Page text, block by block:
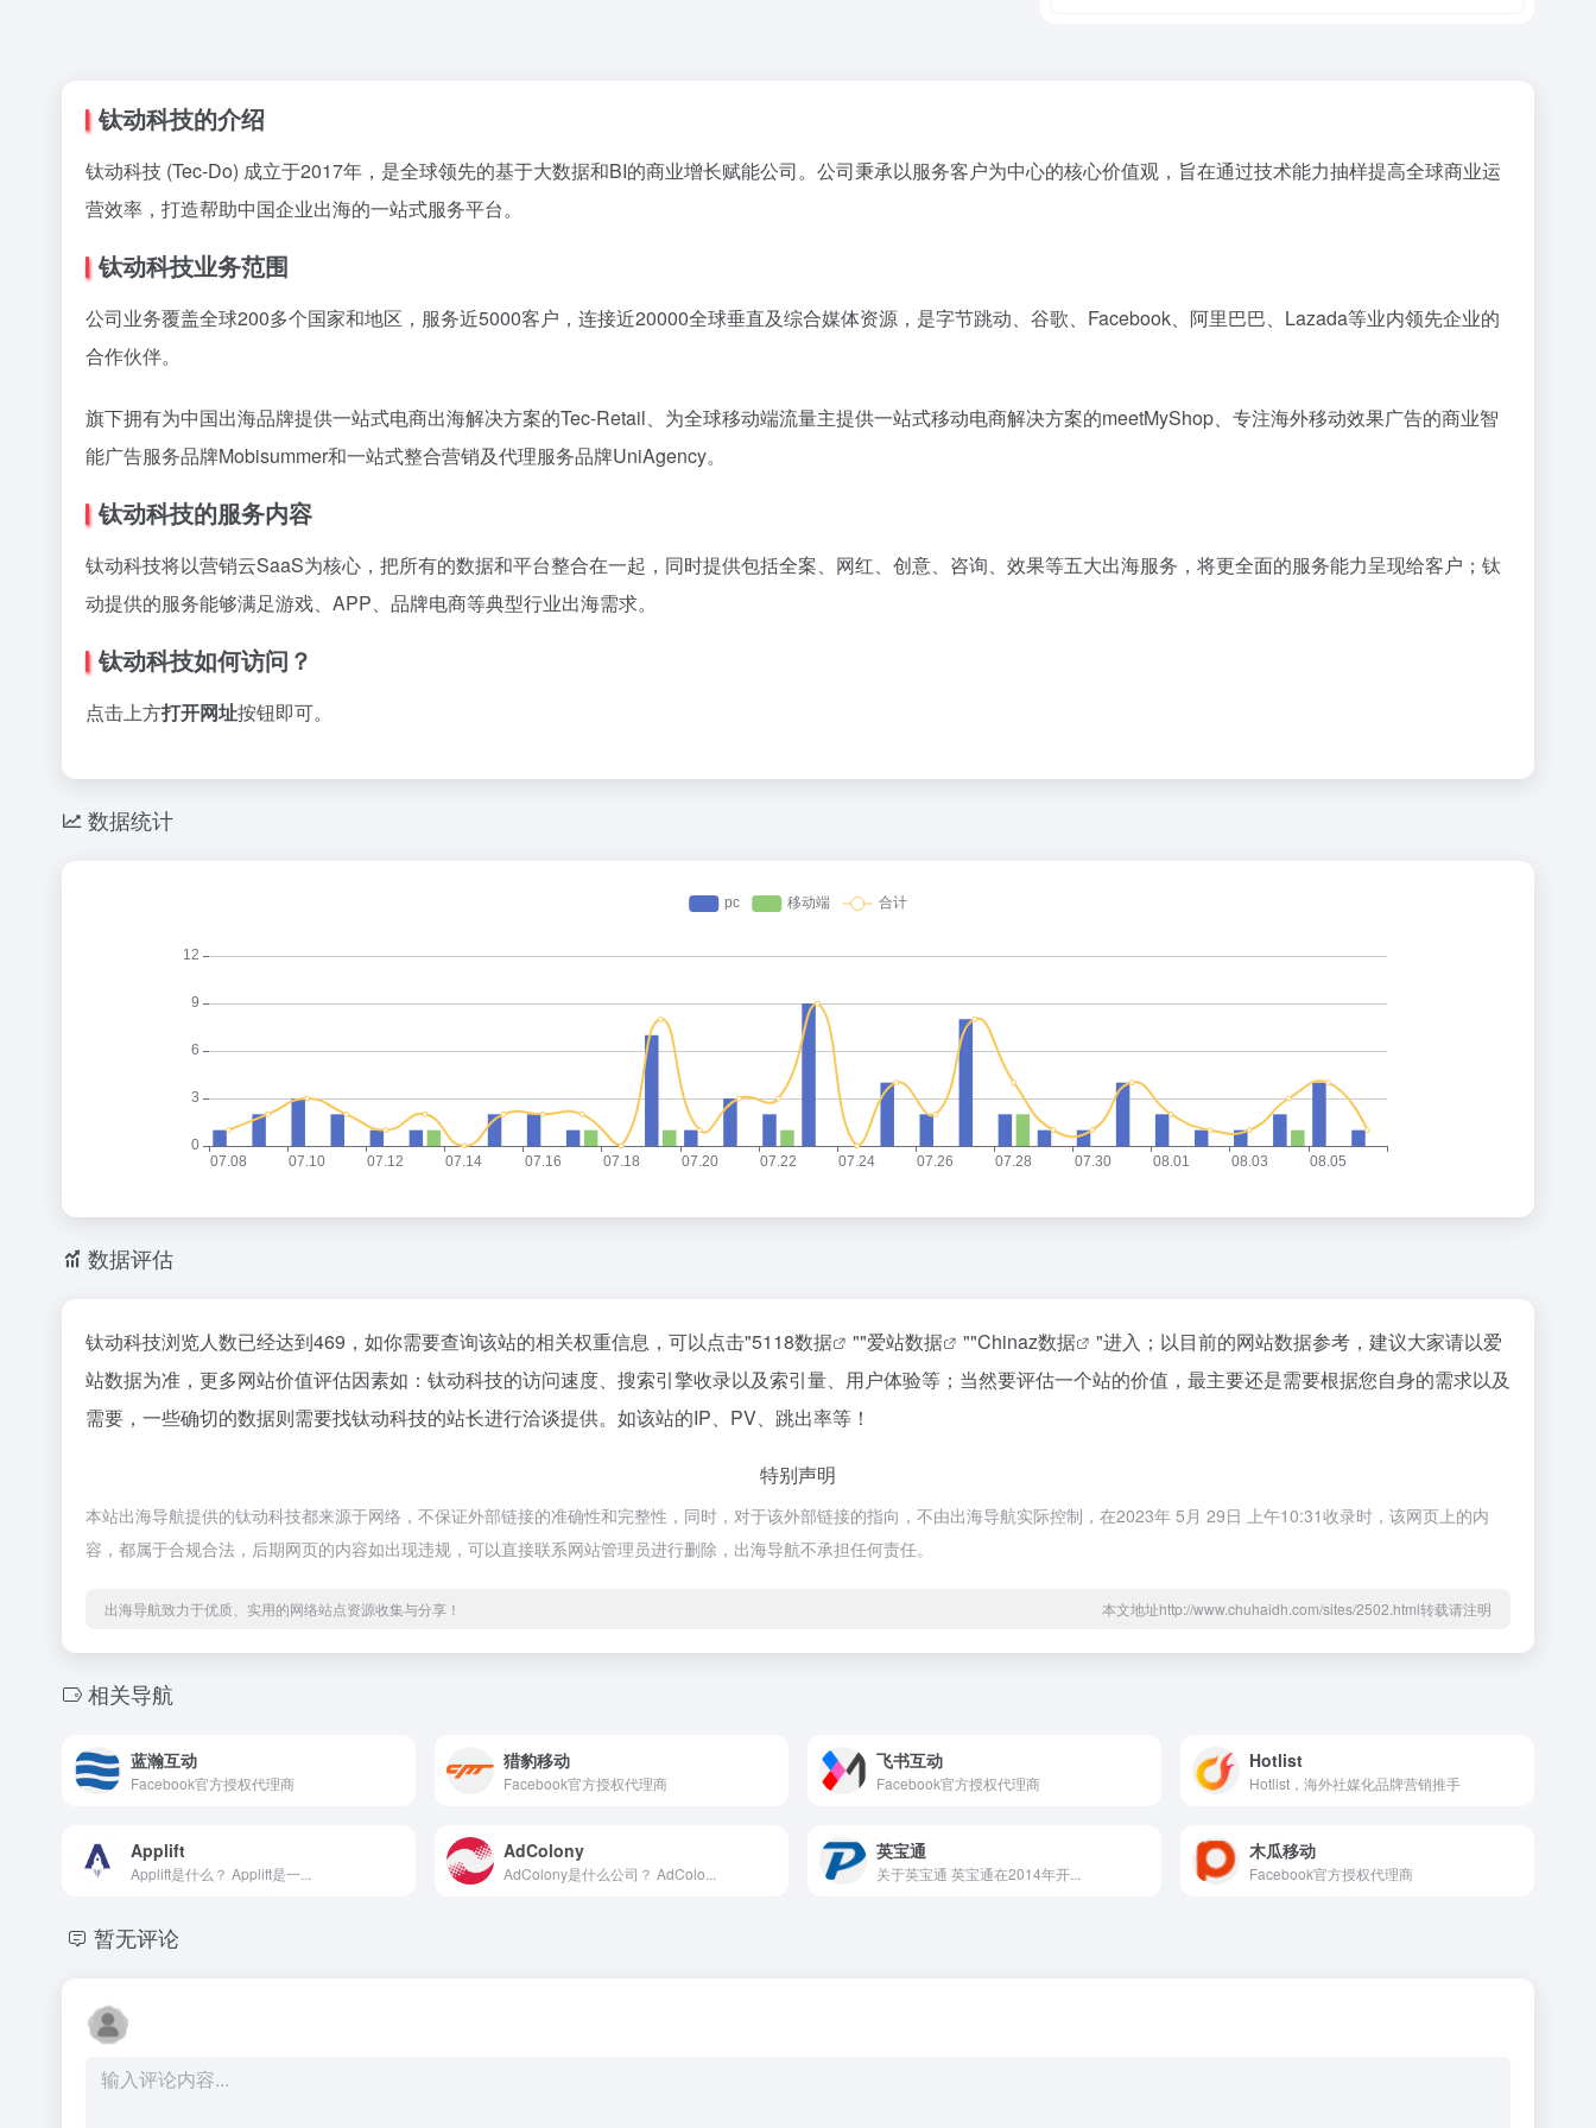
钛动科技的介绍
钛动科技 (Tec-Do) 成立于2017年，是全球领先的基于大数据和BI的商业增长赋能公司。公司秉承以服务客户为中心的核心价值观，旨在通过技术能力抽样提高全球商业运
营效率，打造帮助中国企业出海的一站式服务平台。
钛动科技业务范围
公司业务覆盖全球200多个国家和地区，服务近5000客户，连接近20000全球垂直及综合媒体资源，是字节跳动、谷歌、Facebook、阿里巴巴、Lazada等业内领先企业的
合作伙伴。
旗下拥有为中国出海品牌提供一站式电商出海解决方案的Tec-Retail、为全球移动端流量主提供一站式移动电商解决方案的meetMyShop、专注海外移动效果广告的商业智
能广告服务品牌Mobisummer和一站式整合营销及代理服务品牌UniAgency。
钛动科技的服务内容
钛动科技将以营销云SaaS为核心，把所有的数据和平台整合在一起，同时提供包括全案、网红、创意、咨询、效果等五大出海服务，将更全面的服务能力呈现给客户；钛
动提供的服务能够满足游戏、APP、品牌电商等典型行业出海需求。
钛动科技如何访问？
点击上方打开网址按钮即可。
数据统计
数据评估
钛动科技浏览人数已经达到469，如你需要查询该站的相关权重信息，可以点击"5118数据 ""爱站数据 ""Chinaz数据
"进入；以目前的网站数据参考，建议大家请以爱
站数据为准，更多网站价值评估因素如：钛动科技的访问速度、搜索引擎收录以及索引量、用户体验等；当然要评估一个站的价值，最主要还是需要根据您自身的需求以及
需要，一些确切的数据则需要找钛动科技的站长进行洽谈提供。如该站的IP、PV、跳出率等！
特别声明
本站出海导航提供的钛动科技都来源于网络，不保证外部链接的准确性和完整性，同时，对于该外部链接的指向，不由出海导航实际控制，在2023年 5月 29日 上午10:31收录时，该网页上的内
容，都属于合规合法，后期网页的内容如出现违规，可以直接联系网站管理员进行删除，出海导航不承担任何责任。
出海导航致力于优质、实用的网络站点资源收集与分享！ 本文地址http://www.chuhaidh.com/sites/2502.html转载请注明
相关导航
蓝瀚互动
Facebook官方授权代理商
猎豹移动
Facebook官方授权代理商
飞书互动
Facebook官方授权代理商
Hotlist
Hotlist，海外社媒化品牌营销推手
Applift
Applift是什么？ Applift是一...
AdColony
AdColony是什么公司？ AdColo...
英宝通
关于英宝通 英宝通在2014年开...
木瓜移动
Facebook官方授权代理商
暂无评论